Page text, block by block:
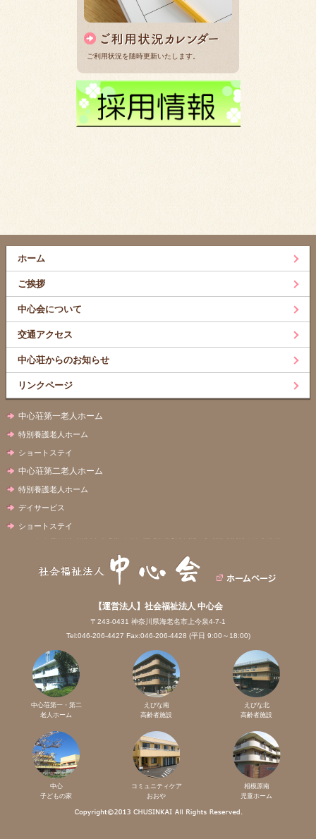
ご利用状況を随時更新いたします。
ホーム
ご挨拶
中心会について
交通アクセス
中心荘からのお知らせ
リンクページ
中心荘第一老人ホーム
特別養護老人ホーム
ショートステイ
中心荘第二老人ホーム
特別養護老人ホーム
デイサービス
ショートステイ
【運営法人】社会福祉法人 中心会
〒243-0431 神奈川県海老名市上今泉4-7-1
Tel:046-206-4427 Fax:046-206-4428 (平日 9:00～18:00)
中心荘第一・第二
老人ホーム
えびな南
高齢者施設
えびな北
高齢者施設
中心
子どもの家
コミュニティケア
おおや
相模原南
児童ホーム